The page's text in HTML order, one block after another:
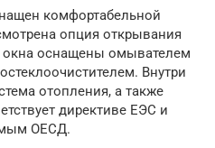
комфортабельной
опция открывания
оснащены омывателем
Внутри
отопления, а также
директиве ЕЭС и
ОЕСД.